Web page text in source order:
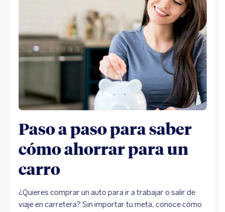
Paso a paso para saber
cómo ahorrar para un
carro
¿Quieres comprar un auto para ir a trabajar o salir de
viaje en carretera? Sin importar tu meta, conoce cómo